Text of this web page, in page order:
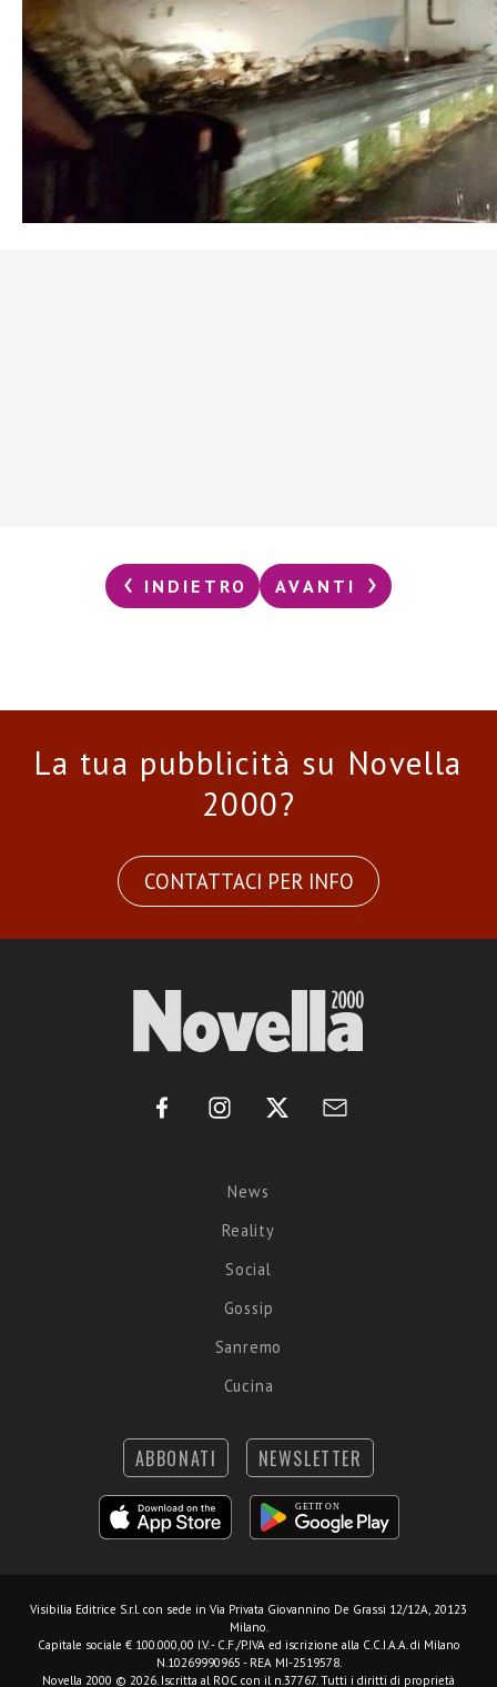
INDIETRO AVANTI
La tua pubblicità su Novella
2000?
CONTATTACI PER INFO
News
Reality
Social
Gossip
Sanremo
Cucina
ABBONATI NEWSLETTER
Visibilia Editrice S.r.l. con sede in Via Privata Giovannino De Grassi 12/12A, 20123
Milano.
Capitale sociale € 100.000,00 I.V. - C.F./P.IVA ed iscrizione alla C.C.I.A.A. di Milano
N.10269990965 - REA MI-2519578.
Novella 2000 © 2026. Iscritta al ROC con il n.37767. Tutti i diritti di proprietà